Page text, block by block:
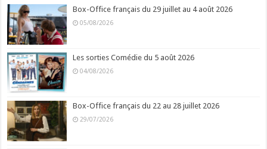
Box-Office français du 29 juillet au 4 août 2026
05/08/2026
Les sorties Comédie du 5 août 2026
04/08/2026
Box-Office français du 22 au 28 juillet 2026
29/07/2026